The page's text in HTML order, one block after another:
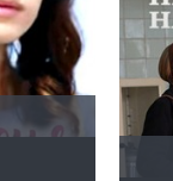
Fireball